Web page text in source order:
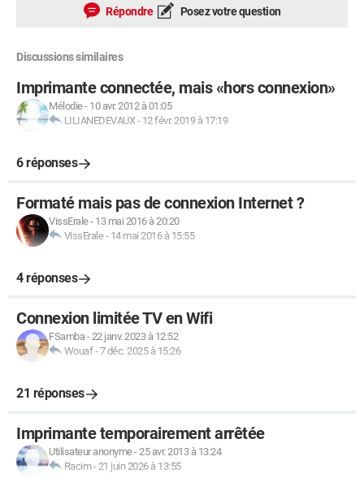
Répondre Posez votre question
Discussions similaires
Imprimante connectée, mais «hors connexion»
Mélodie- 10 avr. 2012 à 01:05
LILIANEDEVAUX- 12 févr. 2019 à 17:19
6 réponses
Formaté mais pas de connexion Internet ?
VissErale- 13 mai 2016 à 20:20
VissErale- 14 mai 2016 à 15:55
4 réponses
Connexion limitée TV en Wifi
FSamba-22 janv. 2023 à 12:52
Wouaf-7 déc. 2025 à 15:26
21 réponses
Imprimante temporairement arrêtée
Utilisateur anonyme-25 avr. 2013 à 13:24
Racim-21 juin 2026 à 13:55